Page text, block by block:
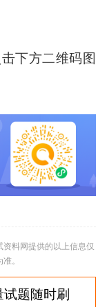
下方二维码图
料网提供的以上信息仅
。
题随时刷